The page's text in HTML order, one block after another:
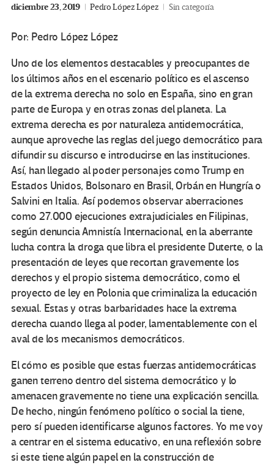
diciembre 23, 2019 Pedro López López Sin categoría
Por: Pedro López López
Uno de los elementos destacables y preocupantes de
los últimos años en el escenario político es el ascenso
de la extrema derecha no solo en España, sino en gran
parte de Europa y en otras zonas del planeta. La
extrema derecha es por naturaleza antidemocrática,
aunque aproveche las reglas del juego democrático para
difundir su discurso e introducirse en las instituciones.
Así, han llegado al poder personajes como Trump en
Estados Unidos, Bolsonaro en Brasil, Orbán en Hungría o
Salvini en Italia. Así podemos observar aberraciones
como 27.000 ejecuciones extrajudiciales en Filipinas,
según denuncia Amnistía Internacional, en la aberrante
lucha contra la droga que libra el presidente Duterte, o la
presentación de leyes que recortan gravemente los
derechos y el propio sistema democrático, como el
proyecto de ley en Polonia que criminaliza la educación
sexual. Estas y otras barbaridades hace la extrema
derecha cuando llega al poder, lamentablemente con el
aval de los mecanismos democráticos.
El cómo es posible que estas fuerzas antidemocráticas
ganen terreno dentro del sistema democrático y lo
amenacen gravemente no tiene una explicación sencilla.
De hecho, ningún fenómeno político o social la tiene,
pero sí pueden identificarse algunos factores. Yo me voy
a centrar en el sistema educativo, en una reflexión sobre
si este tiene algún papel en la construcción de